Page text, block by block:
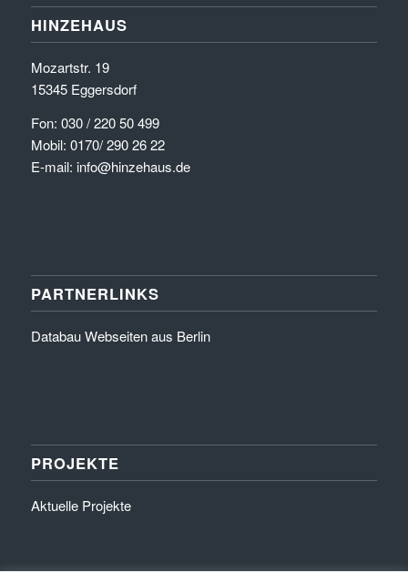
HINZEHAUS
Mozartstr. 19
15345 Eggersdorf
Fon: 030 / 220 50 499
Mobil: 0170/ 290 26 22
E-mail: info@hinzehaus.de
PARTNERLINKS
Databau Webseiten aus Berlin
PROJEKTE
Aktuelle Projekte